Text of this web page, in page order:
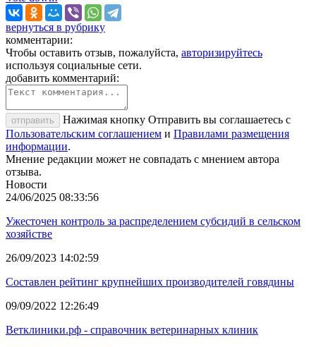
вернуться в рубрику
комментарии:
Чтобы оставить отзыв, пожалуйста, авторизируйтесь
используя социальные сети.
добавить комментарий:
отправить
Нажимая кнопку Отправить вы соглашаетесь с
Пользовательским соглашением и Правилами размещения
информации.
Мнение редакции может не совпадать с мнением автора
отзыва.
Новости
24/06/2025 08:33:56
Ужесточен контроль за распределением субсидий в сельском
хозяйстве
26/09/2023 14:02:59
Составлен рейтинг крупнейших производителей говядины
09/09/2022 12:26:49
Ветклиники.рф - справочник ветеринарных клиник